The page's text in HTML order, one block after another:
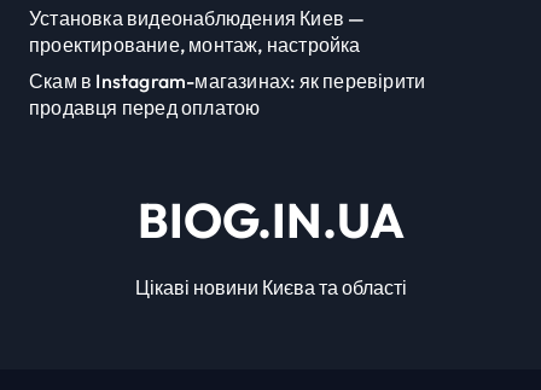
Установка видеонаблюдения Киев —
проектирование, монтаж, настройка
Скам в Instagram-магазинах: як перевірити
продавця перед оплатою
BIOG.IN.UA
Цікаві новини Києва та області